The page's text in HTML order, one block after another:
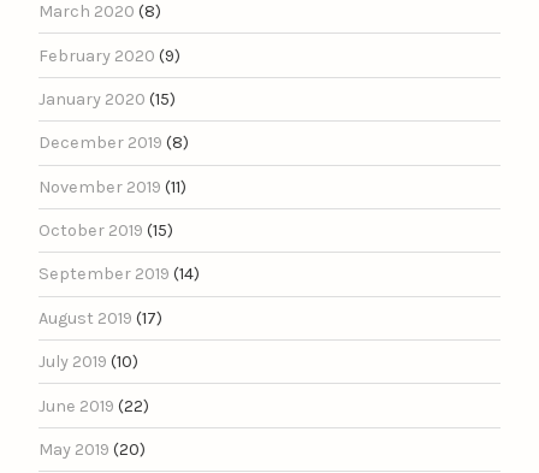
March 2020 (8)
February 2020 (9)
January 2020 (15)
December 2019 (8)
November 2019 (11)
October 2019 (15)
September 2019 (14)
August 2019 (17)
July 2019 (10)
June 2019 (22)
May 2019 (20)